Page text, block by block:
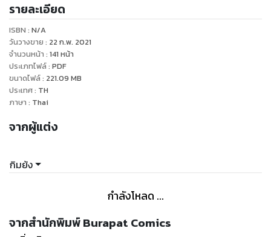
รายละเอียด
ISBN : N/A
วันวางขาย : 22 ก.พ. 2021
จำนวนหน้า : 141 หน้า
ประเภทไฟล์: PDF
ขนาดไฟล์: 221.09 MB
ประเทศ: TH
ภาษา : Thai
จากผู้แต่ง
กิมย้ง
กำลังโหลด ...
จากสำนักพิมพ์ Burapat Comics